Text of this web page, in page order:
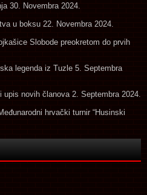
30. Novembra 2024.
u boksu 22. Novembra 2024.
Slobode preokretom do prvih
legenda iz Tuzle 5. Septembra
upis novih članova 2. Septembra 2024.
hrvački turnir “Husinski